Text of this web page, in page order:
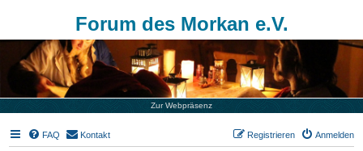
Forum des Morkan e.V.
Zur Webpräsenz
FAQ Kontakt Anmelden
Registrieren